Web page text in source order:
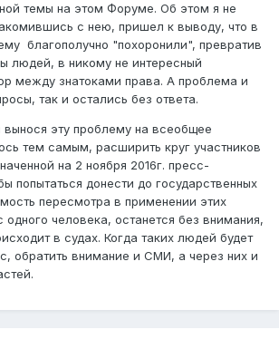
темы на этом Форуме. Об этом я не
с нею, пришел к выводу, что в
благополучно "похоронили", превратив
людей, в никому не интересный
между знатоками права. А проблема и
так и остались без ответа.
вынося эту проблему на всеобщее
тем самым, расширить круг участников
на 2 ноября 2016г. пресс-
попытаться донести до государственных
пересмотра в применении этих
одного человека, останется без внимания,
в судах. Когда таких людей будет
обратить внимание и СМИ, а через них и